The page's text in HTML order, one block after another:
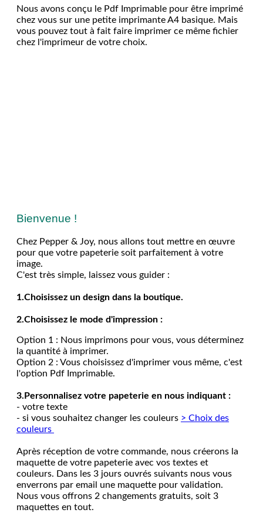
Nous avons conçu le Pdf Imprimable pour être imprimé
chez vous sur une petite imprimante A4 basique. Mais
vous pouvez tout à fait faire imprimer ce même fichier
chez l'imprimeur de votre choix.
Bienvenue !
Chez Pepper & Joy, nous allons tout mettre en œuvre
pour que votre papeterie soit parfaitement à votre
image.
C'est très simple, laissez vous guider :
1.Choisissez un design dans la boutique.
2.Choisissez le mode d'impression :
Option 1 : Nous imprimons pour vous, vous déterminez
la quantité à imprimer.
Option 2 : Vous choisissez d'imprimer vous même, c'est
l'option Pdf Imprimable.
3.Personnalisez votre papeterie en nous indiquant :
- votre texte
- si vous souhaitez changer les couleurs > Choix des
couleurs
Après réception de votre commande, nous créerons la
maquette de votre papeterie avec vos textes et
couleurs. Dans les 3 jours ouvrés suivants nous vous
enverrons par email une maquette pour validation.
Nous vous offrons 2 changements gratuits, soit 3
maquettes en tout.